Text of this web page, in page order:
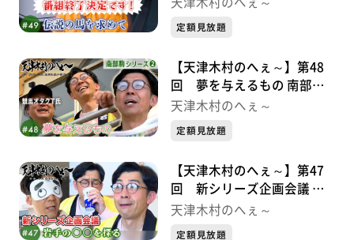
定額見放題
【天津木村のへぇ～】第48
回 夢を与えるもの 南部駒
シリーズ②
天津木村のへぇ～
定額見放題
【天津木村のへぇ～】第47
回 新シリーズ企画会議 岩
手の〇〇を探る
天津木村のへぇ～
定額見放題